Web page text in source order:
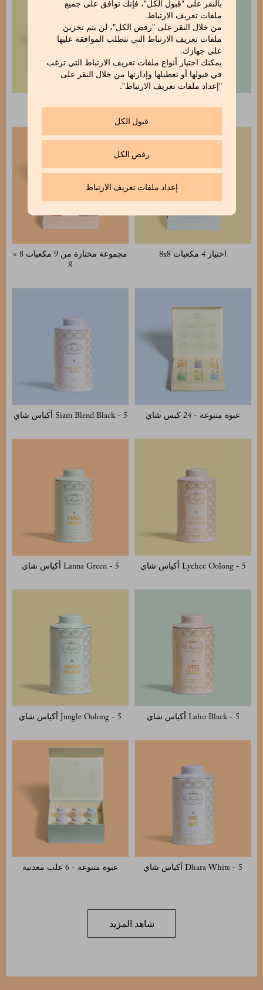
بالنقر على "قبول الكل"، فإنك توافق على جميع
ملفات تعريف الارتباط.
من خلال النقر على "رفض الكل"، لن يتم تخزين
ملفات تعريف الارتباط التي تتطلب الموافقة عليها
على جهازك.
يمكنك اختيار أنواع ملفات تعريف الارتباط التي ترغب
في قبولها أو تعطيلها وإدارتها من خلال النقر على
"إعداد ملفات تعريف الارتباط".
قبول الكل
رفض الكل
إعداد ملفات تعريف الارتباط
اختيار 4 مكعبات 8x8
مجموعة مختارة من 9 مكعبات 8 ×
8
عبوة متنوعة - 24 كيس شاي Siam Blend Black - 5 أكياس شاي
Lychee Oolong - 5 أكياس شاي Lanna Green - 5 أكياس شاي
Lahu Black - 5 أكياس شاي Jungle Oolong - 5 أكياس شاي
Dhara White - 5 أكياس شاي عبوة متنوعة - 6 علب معدنية
شاهد المزيد